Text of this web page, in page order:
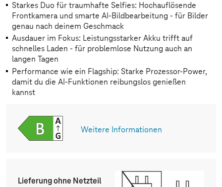
Starkes Duo für traumhafte Selfies: Hochauflösende
Frontkamera und smarte AI-Bildbearbeitung - für Bilder
genau nach deinem Geschmack
Ausdauer im Fokus: Leistungsstarker Akku trifft auf
schnelles Laden - für problemlose Nutzung auch an
langen Tagen
Performance wie ein Flagship: Starke Prozessor-Power,
damit du die AI-Funktionen reibungslos genießen
kannst
Weitere Informationen
Lieferung ohne Netzteil